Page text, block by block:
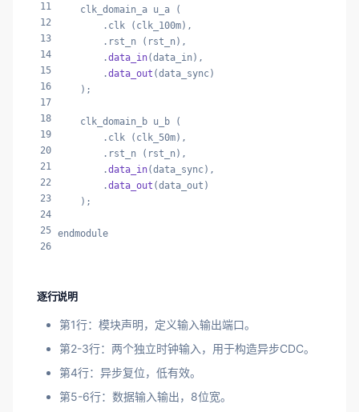
11
12
13
14
15
16
17
18
19
20
21
22
23
24
25
26
    clk_domain_a u_a (
        .clk (clk_100m),
        .rst_n (rst_n),
        .
data_in(data_in),
        .
data_out (data_sync)
    );
    clk_domain_b u_b (
        .clk (clk_50m),
        .rst_n (rst_n),
        .
data_in(data_sync),
        .
data_out (data_out)
    );
endmodule
逐行说明
第1行：模块声明，定义输入输出端口。
第2-3行：两个独立时钟输入，用于构造异步CDC。
第4行：异步复位，低有效。
第5-6行：数据输入输出，8位宽。